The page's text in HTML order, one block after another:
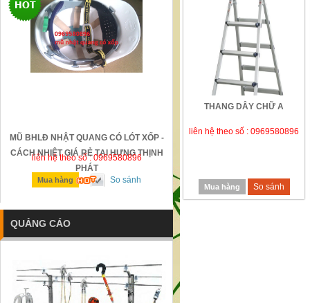
THANG DÂY CHỮ A
liên hệ theo số : 0969580896
Mua hàng So sánh
MŨ BHLĐ NHẬT QUANG CÓ LÓT XỐP -
CÁCH NHIỆT GIÁ RẺ TẠI HƯNG THỊNH
PHÁT
liên hệ theo số : 0969580896
Mua hàng So sánh
GỜ GIẢM TỐC BẰNG THÉP
Mua hàng So sánh
QUẢNG CÁO